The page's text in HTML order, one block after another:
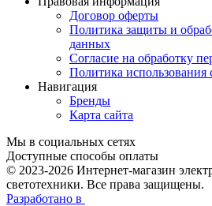
Договор оферты
Политика защиты и
данных
Согласие на обработку
Политика использования
Навигация
Бренды
Карта сайта
Мы в социальных сетях
Доступные способы оплаты
© 2023-2026 Интернет-магазин
светотехники. Все права защищены.
Разработано в